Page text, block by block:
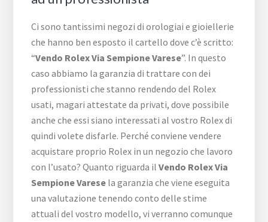
Ci sono tantissimi negozi di orologiai e gioiellerie
che hanno ben esposto il cartello dove c’è scritto:
“Vendo Rolex Via Sempione Varese”. In questo
caso abbiamo la garanzia di trattare con dei
professionisti che stanno rendendo del Rolex
usati, magari attestate da privati, dove possibile
anche che essi siano interessati al vostro Rolex di
quindi volete disfarle. Perché conviene vendere
acquistare proprio Rolex in un negozio che lavoro
con l’usato? Quanto riguarda ilVendo Rolex Via
Sempione Varese la garanzia che viene eseguita
una valutazione tenendo conto delle stime
attuali del vostro modello, vi verranno comunque